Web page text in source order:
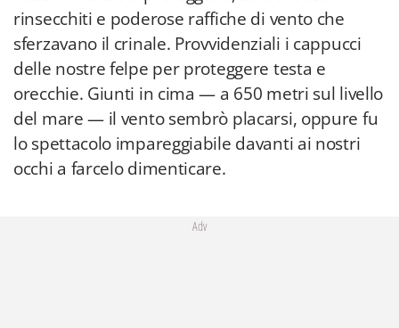
rinsecchiti e poderose raffiche di vento che
sferzavano il crinale. Provvidenziali i cappucci
delle nostre felpe per proteggere testa e
orecchie. Giunti in cima — a 650 metri sul livello
del mare — il vento sembrò placarsi, oppure fu
lo spettacolo impareggiabile davanti ai nostri
occhi a farcelo dimenticare.
Adv